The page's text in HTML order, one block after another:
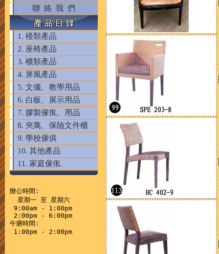
聯 絡 我 們
1. 檯類產品
2. 座椅產品
3. 櫃類產品
4. 屏風產品
5. 文儀、教學用品
6. 白板、展示用品
7. 膠製傢俬、用品
8. 夾萬、保險文件櫃
9. 學校傢俱
10. 其他產品
11. 家庭傢俬
辦公時間:
  星期一 至 星期六
9:00am - 1:00pm
2:00pm - 6:00pm
午膳時間: